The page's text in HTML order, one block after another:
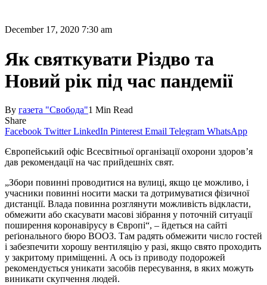
December 17, 2020 7:30 am
Як святкувати Різдво та
Новий рік під час пандемії
By газета "Свобода"1 Min Read
Share
Facebook Twitter LinkedIn Pinterest Email Telegram WhatsApp
Європейський офіс Всесвітньої організації охорони здоров’я
дав рекомендації на час прийдешніх свят.
„Збори повинні проводитися на вулиці, якщо це можливо, і
учасники повинні носити маски та дотримуватися фізичної
дистанції. Влада повинна розглянути можливість відкласти,
обмежити або скасувати масові зібрання у поточній ситуації
поширення коронавірусу в Європі“, – йдеться на сайті
реґіонального бюро ВООЗ. Там радять обмежити число гостей
і забезпечити хорошу вентиляцію у разі, якщо свято проходить
у закритому приміщенні. А ось із приводу подорожей
рекомендується уникати засобів пересування, в яких можуть
виникати скупчення людей.